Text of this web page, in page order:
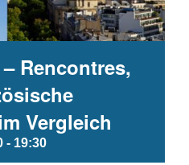
Rencontres,
Vergleich
- 19:30